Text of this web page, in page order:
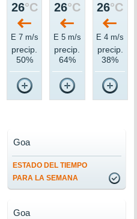
26°C
E 7 m/s
precip.
50%
26°C
E 5 m/s
precip.
64%
26°C
E 4 m/s
precip.
38%
ESTADO DEL TIEMPO
PARA LA SEMANA
Goa
Goa